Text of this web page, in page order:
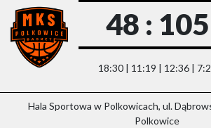
48 : 105
18:30 | 11:19 | 12:36 |
Hala Sportowa w Polkowicach, ul.
Polkowice